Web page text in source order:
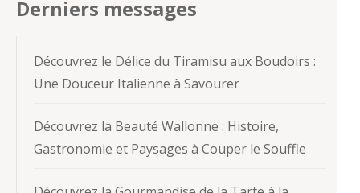
Derniers messages
Découvrez le Délice du Tiramisu aux Boudoirs :
Une Douceur Italienne à Savourer
Découvrez la Beauté Wallonne : Histoire,
Gastronomie et Paysages à Couper le Souffle